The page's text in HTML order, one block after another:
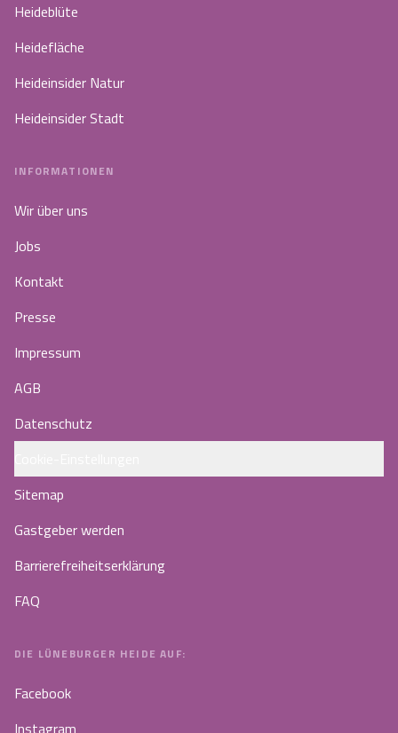
Heideblüte
Heidefläche
Heideinsider Natur
Heideinsider Stadt
INFORMATIONEN
Wir über uns
Jobs
Kontakt
Presse
Impressum
AGB
Datenschutz
Sitemap
Gastgeber werden
Barrierefreiheitserklärung
FAQ
DIE LÜNEBURGER HEIDE AUF:
Facebook
Instagram